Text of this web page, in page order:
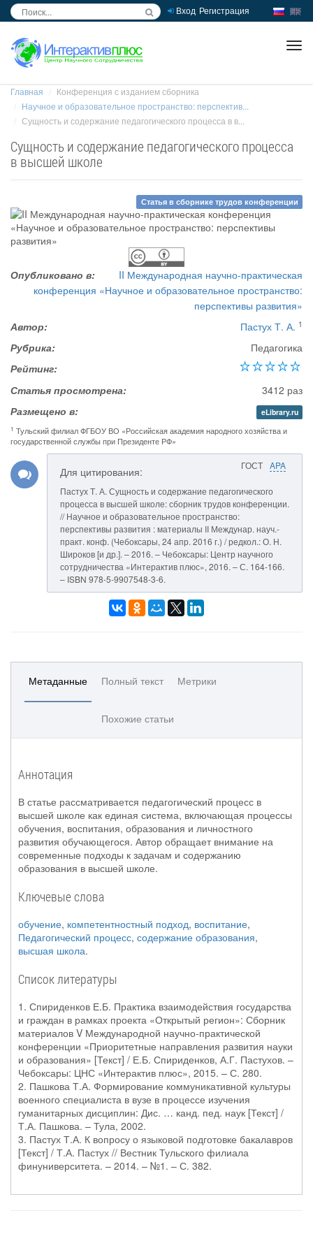
Вход Регистрация
Главная
Конференция с изданием сборника
Научное и образовательное пространство: перспектив...
Сущность и содержание педагогического процесса в в...
Сущность и содержание педагогического процесса
в высшей школе
Статья в сборнике трудов конференции
Опубликовано в:
II Международная научно-практическая
конференция «Научное и образовательное пространство:
перспективы развития»
Автор:
Пастух Т. А. 1
Рубрика:
Педагогика
Рейтинг:
Статья просмотрена:
3412 раз
Размещено в:
eLibrary.ru
1 Тульский филиал ФГБОУ ВО «Российская академия народного хозяйства и
государственной службы при Президенте РФ»
ГОСТ APA
Для цитирования:
Пастух Т. А. Сущность и содержание педагогического
процесса в высшей школе: сборник трудов конференции.
// Научное и образовательное пространство:
перспективы развития : материалы II Междунар. науч.-
практ. конф. (Чебоксары, 24 апр. 2016 г.) / редкол.: О. Н.
Широков [и др.]. – 2016. – Чебоксары: Центр научного
сотрудничества «Интерактив плюс», 2016. – С. 164-166.
– ISBN 978-5-9907548-3-6.
Метаданные Полный текст Метрики
Похожие статьи
Аннотация
В статье рассматривается педагогический процесс в
высшей школе как единая система, включающая процессы
обучения, воспитания, образования и личностного
развития обучающегося. Автор обращает внимание на
современные подходы к задачам и содержанию
образования в высшей школе.
Ключевые слова
обучение, компетентностный подход, воспитание,
Педагогический процесс, содержание образования,
высшая школа.
Список литературы
1. Спириденков Е.Б. Практика взаимодействия государства
и граждан в рамках проекта «Открытый регион»: Сборник
материалов V Международной научно-практической
конференции «Приоритетные направления развития науки
и образования» [Текст] / Е.Б. Спириденков, А.Г. Пастухов. –
Чебоксары: ЦНС «Интерактив плюс», 2015. – С. 280.
2. Пашкова Т.А. Формирование коммуникативной культуры
военного специалиста в вузе в процессе изучения
гуманитарных дисциплин: Дис. … канд. пед. наук [Текст] /
Т.А. Пашкова. – Тула, 2002.
3. Пастух Т.А. К вопросу о языковой подготовке бакалавров
[Текст] / Т.А. Пастух // Вестник Тульского филиала
финуниверситета. – 2014. – №1. – С. 382.